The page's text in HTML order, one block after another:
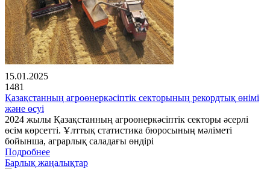
15.01.2025
1481
Қазақстанның агроөнеркәсіптік секторының рекордтық өнімі
және өсуі
2024 жылы Қазақстанның агроөнеркәсіптік секторы әсерлі
өсім көрсетті. Ұлттық статистика бюросының мәліметі
бойынша, аграрлық саладағы өндірі
Подробнее
Барлық жаңалықтар